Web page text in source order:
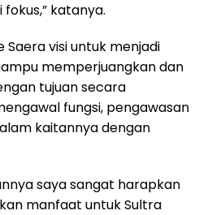
katanya.
Saera visi untuk menjadi
memperjuangkan dan
tujuan secara
fungsi, pengawasan
kaitannya dengan
saya sangat harapkan
manfaat untuk Sultra